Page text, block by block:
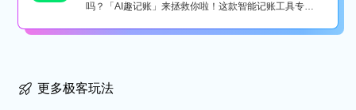
吗？「AI趣记账」来拯救你啦！这款智能记账工具专为
更多极客玩法